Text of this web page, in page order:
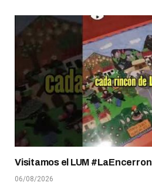
Visitamos el LUM
06/08/2026